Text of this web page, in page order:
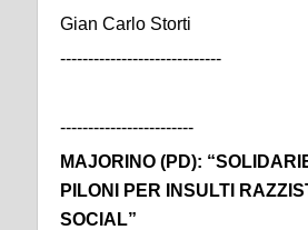
Gian Carlo Storti
-----------------------------
------------------------
MAJORINO (PD):
PILONI PER INSULTI
SOCIAL”